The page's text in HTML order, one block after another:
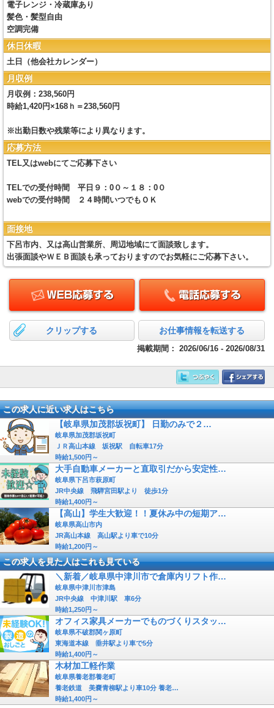
電子レンジ・冷蔵庫あり
髪色・髪型自由
空調完備
休日休暇
土日（他会社カレンダー）
月収例
月収例：238,560円
時給1,420円×168ｈ＝238,560円
※出勤日数や残業等により異なります。
応募方法
TEL又はwebにてご応募下さい
TELでの受付時間 平日９：0０～１８：0０
webでの受付時間 ２４時間いつでもＯＫ
面接地
下呂市内、又は高山営業所、周辺地域にて面談致します。
出張面談やＷＥＢ面談も承っておりますのでお気軽にご応募下さい。
クリップする お仕事情報を転送する
掲載期間： 2026/06/16 - 2026/08/31
この求人に近い求人はこちら
【岐阜県加茂郡坂祝町】 日勤のみで２…
岐阜県加茂郡坂祝町
ＪＲ高山本線 坂祝駅 自転車17分
時給1,500円～
大手自動車メーカーと直取引だから安定性…
岐阜県下呂市萩原町
JR中央線 飛騨宮田駅より 徒歩1分
時給1,400円～
【高山】学生大歓迎！！夏休み中の短期ア…
岐阜県高山市内
JR高山本線 高山駅より車で10分
時給1,200円～
この求人を見た人はこれも見ている
＼新着／岐阜県中津川市で倉庫内リフト作…
岐阜県中津川市津島
JR中央線 中津川駅 車6分
時給1,250円～
オフィス家具メーカーでものづくりスタッ…
岐阜県不破郡関ヶ原町
東海道本線 垂井駅より車で5分
時給1,400円～
木材加工軽作業
岐阜県養老郡養老町
養老鉄道 美嚢青柳駅より車10分 養老…
時給1,400円～